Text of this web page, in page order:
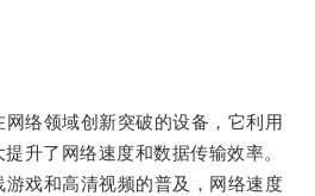
络领域创新突破的设备，它利用
升了网络速度和数据传输效率。
戏和高清视频的普及，网络速度